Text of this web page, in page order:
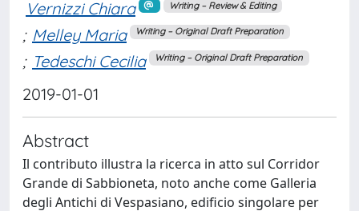
Vernizzi Chiara Writing – Review & Editing
; Melley Maria Writing – Original Draft Preparation
; Tedeschi Cecilia Writing – Original Draft Preparation
2019-01-01
Abstract
Il contributo illustra la ricerca in atto sul Corridor
Grande di Sabbioneta, noto anche come Galleria
degli Antichi di Vespasiano, edificio singolare per